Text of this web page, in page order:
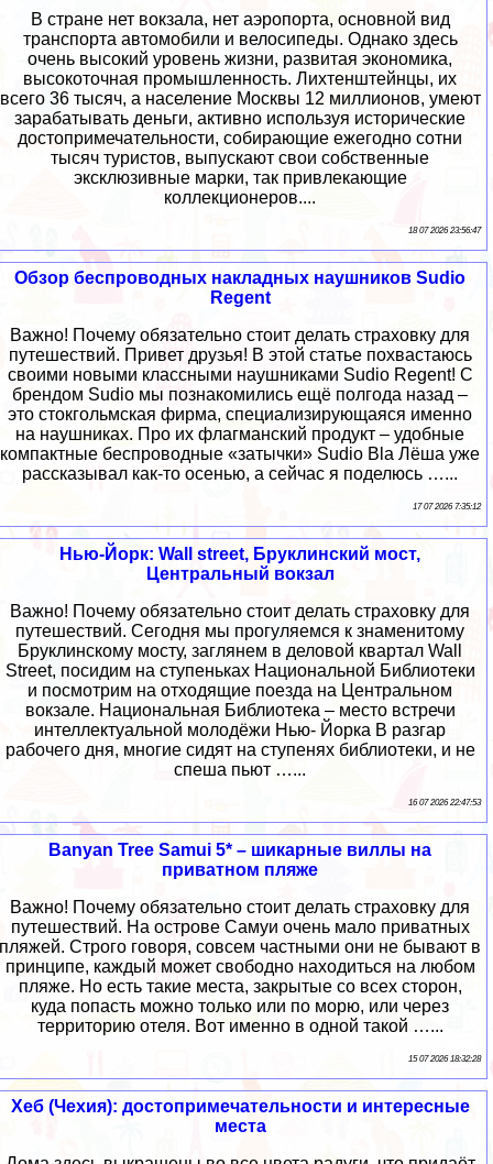
В стране нет вокзала, нет аэропорта, основной вид
транспорта автомобили и велосипеды. Однако здесь
очень высокий уровень жизни, развитая экономика,
высокоточная промышленность. Лихтенштейнцы, их
всего 36 тысяч, а население Москвы 12 миллионов, умеют
зарабатывать деньги, активно используя исторические
достопримечательности, собирающие ежегодно сотни
тысяч туристов, выпускают свои собственные
эксклюзивные марки, так привлекающие
коллекционеров....
18 07 2026 23:56:47
Обзор беспроводных накладных наушников Sudio
Regent
Важно! Почему обязательно стоит делать страховку для
путешествий. Привет друзья! В этой статье похвастаюсь
своими новыми классными наушниками Sudio Regent! С
брендом Sudio мы познакомились ещё полгода назад –
это стокгольмская фирма, специализирующаяся именно
на наушниках. Про их флагманский продукт – удобные
компактные беспроводные «затычки» Sudio Bla Лёша уже
рассказывал как-то осенью, а сейчас я поделюсь …...
17 07 2026 7:35:12
Нью-Йорк: Wall street, Бруклинский мост,
Центральный вокзал
Важно! Почему обязательно стоит делать страховку для
путешествий. Сегодня мы прогуляемся к знаменитому
Бруклинскому мосту, заглянем в деловой квартал Wall
Street, посидим на ступеньках Национальной Библиотеки
и посмотрим на отходящие поезда на Центральном
вокзале. Национальная Библиотека – место встречи
интеллектуальной молодёжи Нью- Йорка В разгар
рабочего дня, многие сидят на ступенях библиотеки, и не
спеша пьют …...
16 07 2026 22:47:53
Banyan Tree Samui 5* – шикарные виллы на
приватном пляже
Важно! Почему обязательно стоит делать страховку для
путешествий. На острове Самуи очень мало приватных
пляжей. Строго говоря, совсем частными они не бывают в
принципе, каждый может свободно находиться на любом
пляже. Но есть такие места, закрытые со всех сторон,
куда попасть можно только или по морю, или через
территорию отеля. Вот именно в одной такой …...
15 07 2026 18:32:28
Хеб (Чехия): достопримечательности и интересные
места